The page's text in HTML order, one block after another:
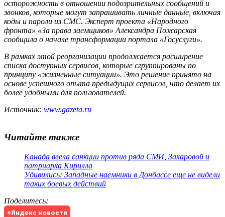
осторожность в отношении подозрительных сообщений и
звонков, которые могут запрашивать личные данные, включая
коды и пароли из СМС. Эксперт проекта «Народного
фронта» «За права заемщиков» Александра Пожарская
сообщила о начале трансформации портала «Госуслуги».
В рамках этой реорганизации продолжается расширение
списка доступных сервисов, которые сгруппированы по
принципу «жизненные ситуации». Это решение принято на
основе успешного опыта предыдущих сервисов, что делает их
более удобными для пользователей.
Источник: www.gazeta.ru
Читайте также
Канада ввела санкции против ряда СМИ, Захаровой и
патриарха Кирилла
Удивились: Западные наемники в Донбассе еще не видели
таких боевых действий
Поделитесь:
+Яндекс новости